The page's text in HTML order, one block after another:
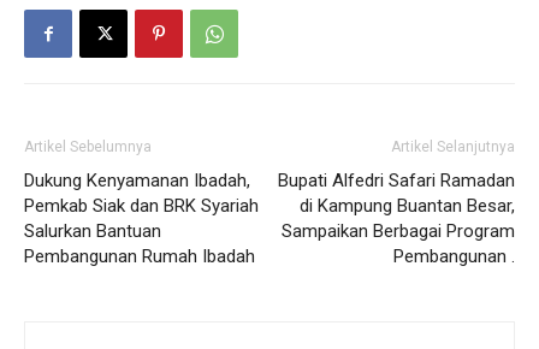
Artikel Sebelumnya
Dukung Kenyamanan Ibadah,
Pemkab Siak dan BRK Syariah
Salurkan Bantuan
Pembangunan Rumah Ibadah
Artikel Selanjutnya
Bupati Alfedri Safari Ramadan
di Kampung Buantan Besar,
Sampaikan Berbagai Program
Pembangunan .